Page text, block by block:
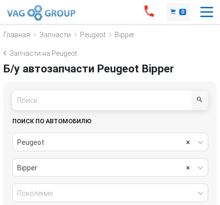
0
Главная Запчасти Peugeot Bipper
Запчасти на Peugeot
Б/у автозапчасти Peugeot Bipper
ПОИСК ПО АВТОМОБИЛЮ
×
Peugeot
×
Bipper
Поколение